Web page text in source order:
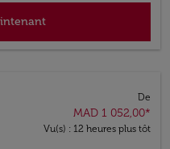
De
MAD 1 052,00*
Vu(s) : 12 heures plus tôt